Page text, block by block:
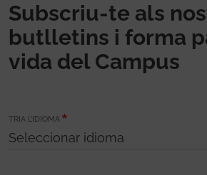
Subscriu-te als
butlletins i forma
vida del Campus
TRIA L’IDIOMA